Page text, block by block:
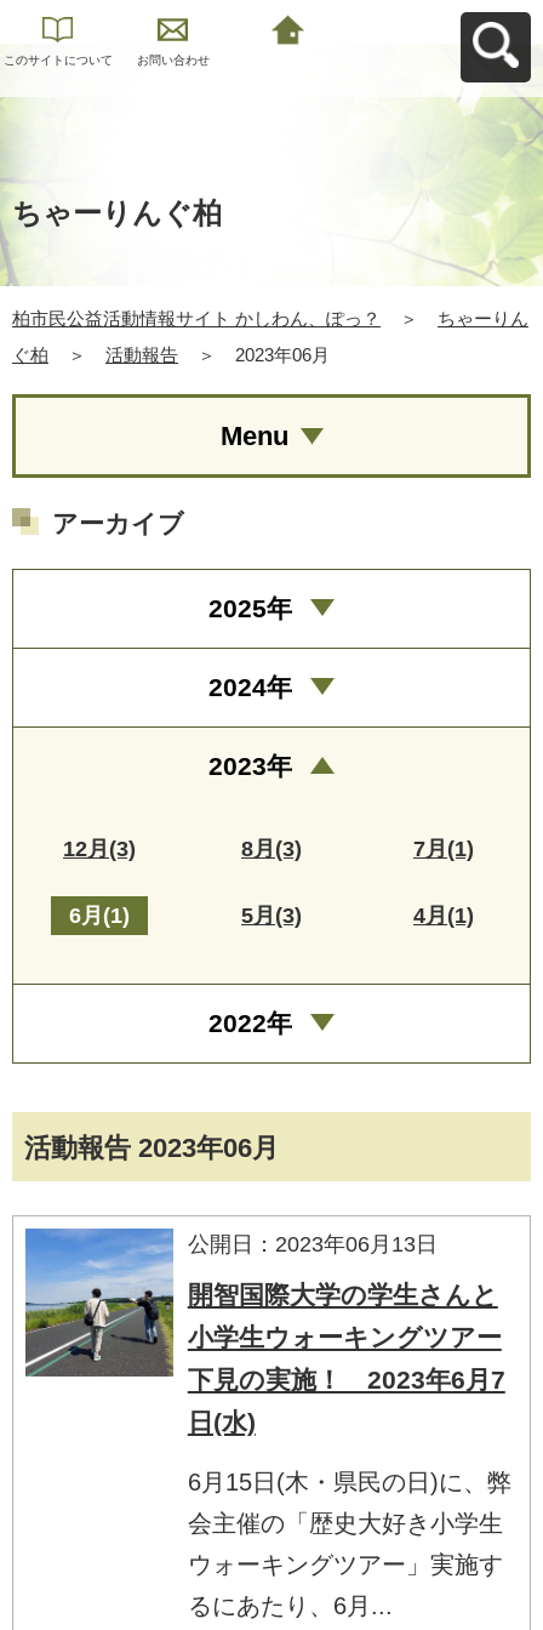
このサイトについて お問い合わせ
ちゃーりんぐ柏
柏市民公益活動情報サイト かしわん、ぽっ？ ＞
ちゃーりん
ぐ柏
＞ 活動報告 ＞ 2023年06月
活動報告 2023年06月
公開日：2023年06月13日
開智国際大学の学生さんと
小学生ウォーキングツアー
下見の実施！ 2023年6月7
日(水)
6月15日(木・県民の日)に、弊
会主催の「歴史大好き小学生
ウォーキングツアー」実施す
るにあたり、6月...
Menu
アーカイブ
2025年
2024年
2023年
12月(3) 8月(3) 7月(1)
6月(1) 5月(3) 4月(1)
2022年